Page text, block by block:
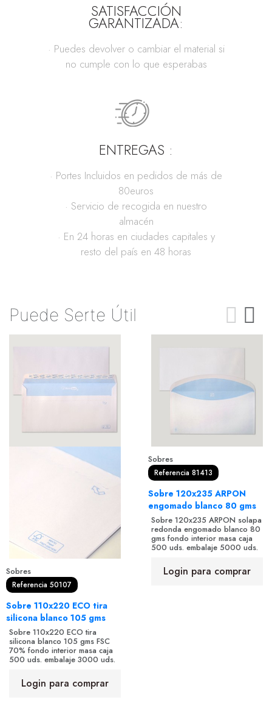
SATISFACCIÓN
GARANTIZADA:
· Puedes devolver o cambiar el material si
no cumple con lo que esperabas
ENTREGAS :
· Portes Incluidos en pedidos de más de
80euros
· Servicio de recogida en nuestro
almacén
· En 24 horas en ciudades capitales y
resto del país en 48 horas
Puede Serte Útil
Sobres
Referencia 50107
Sobre 110x220 ECO tira
silicona blanco 105 gms
Sobre 110x220 ECO tira
silicona blanco 105 gms FSC
70% fondo interior masa caja
500 uds. embalaje 3000 uds.
Login para comprar
Sobres
Referencia 81413
Sobre 120x235 ARPON
engomado blanco 80 gms
Sobre 120x235 ARPON solapa
redonda engomado blanco 80
gms fondo interior masa caja
500 uds. embalaje 5000 uds.
Login para comprar